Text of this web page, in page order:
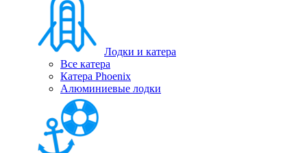
Лодки и катера
Все катера
Катера Phoenix
Алюминиевые лодки